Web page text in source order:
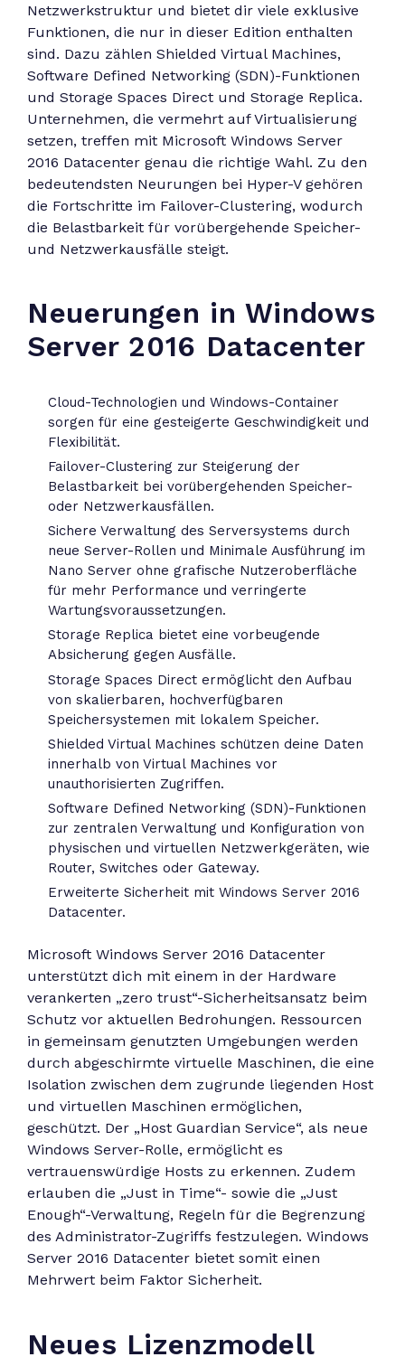
Netzwerkstruktur und bietet dir viele exklusive
Funktionen, die nur in dieser Edition enthalten
sind. Dazu zählen Shielded Virtual Machines,
Software Defined Networking (SDN)-Funktionen
und Storage Spaces Direct und Storage Replica.
Unternehmen, die vermehrt auf Virtualisierung
setzen, treffen mit Microsoft Windows Server
2016 Datacenter genau die richtige Wahl. Zu den
bedeutendsten Neurungen bei Hyper-V gehören
die Fortschritte im Failover-Clustering, wodurch
die Belastbarkeit für vorübergehende Speicher-
und Netzwerkausfälle steigt.
Neuerungen in Windows
Server 2016 Datacenter
Cloud-Technologien und Windows-Container
sorgen für eine gesteigerte Geschwindigkeit und
Flexibilität.
Failover-Clustering zur Steigerung der
Belastbarkeit bei vorübergehenden Speicher-
oder Netzwerkausfällen.
Sichere Verwaltung des Serversystems durch
neue Server-Rollen und Minimale Ausführung im
Nano Server ohne grafische Nutzeroberfläche
für mehr Performance und verringerte
Wartungsvoraussetzungen.
Storage Replica bietet eine vorbeugende
Absicherung gegen Ausfälle.
Storage Spaces Direct ermöglicht den Aufbau
von skalierbaren, hochverfügbaren
Speichersystemen mit lokalem Speicher.
Shielded Virtual Machines schützen deine Daten
innerhalb von Virtual Machines vor
unauthorisierten Zugriffen.
Software Defined Networking (SDN)-Funktionen
zur zentralen Verwaltung und Konfiguration von
physischen und virtuellen Netzwerkgeräten, wie
Router, Switches oder Gateway.
Erweiterte Sicherheit mit Windows Server 2016
Datacenter.
Microsoft Windows Server 2016 Datacenter
unterstützt dich mit einem in der Hardware
verankerten „zero trust“-Sicherheitsansatz beim
Schutz vor aktuellen Bedrohungen. Ressourcen
in gemeinsam genutzten Umgebungen werden
durch abgeschirmte virtuelle Maschinen, die eine
Isolation zwischen dem zugrunde liegenden Host
und virtuellen Maschinen ermöglichen,
geschützt. Der „Host Guardian Service“, als neue
Windows Server-Rolle, ermöglicht es
vertrauenswürdige Hosts zu erkennen. Zudem
erlauben die „Just in Time“- sowie die „Just
Enough“-Verwaltung, Regeln für die Begrenzung
des Administrator-Zugriffs festzulegen. Windows
Server 2016 Datacenter bietet somit einen
Mehrwert beim Faktor Sicherheit.
Neues Lizenzmodell